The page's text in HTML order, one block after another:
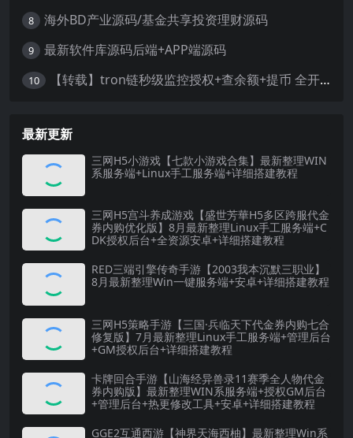
8 海外BD产业源码/基金共享投资理财源码
9 最新软件库源码后端+APP端源码
10 【转载】tron链秒级监控授权+查余额+提币 全开源带视频教程文字教程
最新更新
三网H5小游戏【七款小游戏合集】最新整理WIN
系服务端+Linux手工服务端+详细搭建教程
三网H5宫斗养成游戏【盛世芳華H5多区跨服代金
券内购优化版】8月最新整理Linux手工服务端+C
DK授权后台+全资源安卓+详细搭建教程
RED三端引擎传奇手游【2003我本沉默三职业】
8月最新整理Win一键服务端+安卓+详细搭建教程
三网H5策略手游【三国·兵临天下代金券内购七合
修复版】7月最新整理Linux手工服务端+管理后台
+GM授权后台+详细搭建教程
卡牌回合手游【山海经异兽录11赛季全人物代金
券内购版】最新整理WIN系服务端+授权GM后台
+管理后台+热更修改工具+安卓+详细搭建教程
GGE2互通西游【神界天海西柚】最新整理Win系